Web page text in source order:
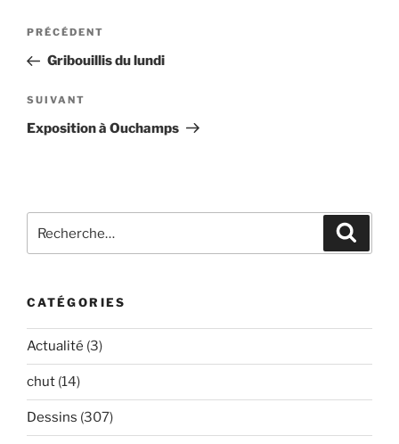
Navigation
l’article
Article
précédent
PRÉCÉDENT
Gribouillis du lundi
Article
suivant
SUIVANT
Exposition à Ouchamps
pour
CATÉGORIES
Actualité (3)
chut (14)
Dessins (307)